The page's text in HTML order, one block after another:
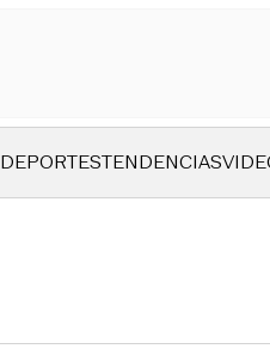
DEPORTESTENDENCIAS